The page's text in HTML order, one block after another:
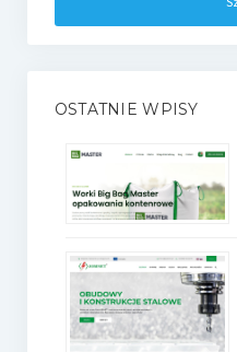
OSTATNIE WPISY